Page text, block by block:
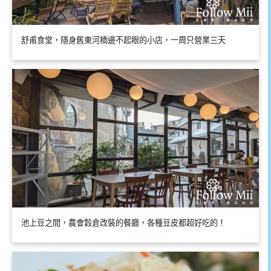
舒甫食堂，隱身舊東河橋邊不起眼的小店，一周只營業三天
池上豆之間，農會穀倉改裝的餐廳，各種豆皮都超好吃的！